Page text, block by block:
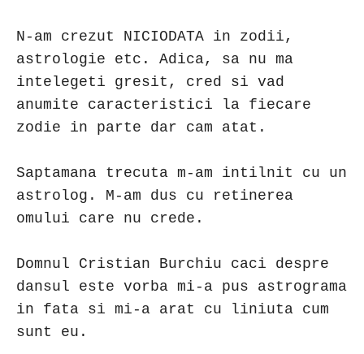
N-am crezut NICIODATA in zodii,
astrologie etc. Adica, sa nu ma
intelegeti gresit, cred si vad
anumite caracteristici la fiecare
zodie in parte dar cam atat.
Saptamana trecuta m-am intilnit cu un
astrolog. M-am dus cu retinerea
omului care nu crede.
Domnul Cristian Burchiu caci despre
dansul este vorba mi-a pus astrograma
in fata si mi-a arat cu liniuta cum
sunt eu.